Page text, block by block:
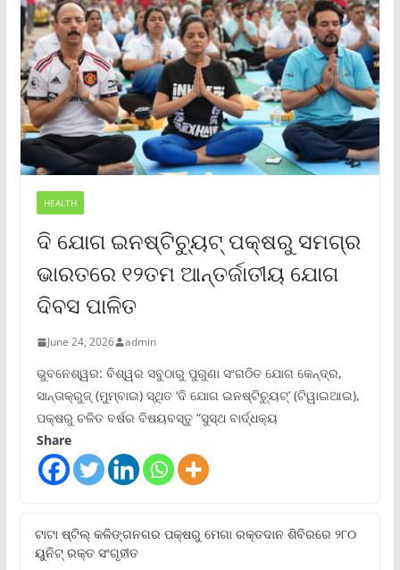
HEALTH
ଦି ଯୋଗ ଇନଷ୍ଟିଚ୍ୟୁଟ୍ ପକ୍ଷରୁ ସମଗ୍ର
ଭାରତରେ ୧୨ତମ ଆନ୍ତର୍ଜାତୀୟ ଯୋଗ
ଦିବସ ପାଳିତ
June 24, 2026 admin
ଭୁବନେଶ୍ୱର: ବିଶ୍ୱର ସବୁଠାରୁ ପୁରୁଣା ସଂଗଠିତ ଯୋଗ କେନ୍ଦ୍ର,
ସାନ୍ତାକ୍ରୁଜ୍ (ମୁମ୍ବାଇ) ସ୍ଥିତ ‘ଦି ଯୋଗ ଇନଷ୍ଟିଚ୍ୟୁଟ୍‌’ (ଟିୱାଇଆଇ),
ପକ୍ଷରୁ ଚଳିତ ବର୍ଷର ବିଷୟବସ୍ତୁ “ସୁସ୍ଥ ବାର୍ଦ୍ଧକ୍ୟ
Share
ଟାଟା ଷ୍ଟିଲ୍‌ କଳିଙ୍ଗନଗର ପକ୍ଷରୁ ମେଗା ରକ୍ତଦାନ ଶିବିରରେ ୨୮୦
ୟୁନିଟ୍‌ ରକ୍ତ ସଂଗୃହୀତ